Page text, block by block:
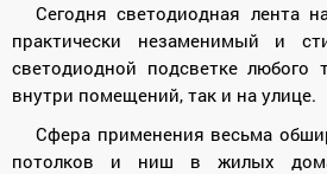
Сегодня светодиодная лента
практически незаменимый и
светодиодной подсветке любого
внутри помещений, так и на улице.
Сфера применения весьма
потолков и ниш в жилых